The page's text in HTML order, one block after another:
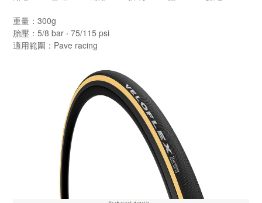
重量：300g
胎壓：5/8 bar ‧ 75/115 psi
適用範圍：Pave racing